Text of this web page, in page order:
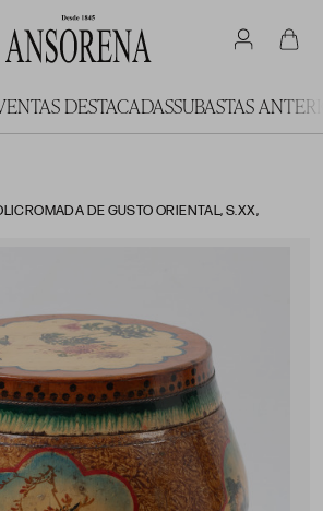
DESTACADASSUBASTAS
DE GUSTO ORIENTAL, S.XX,